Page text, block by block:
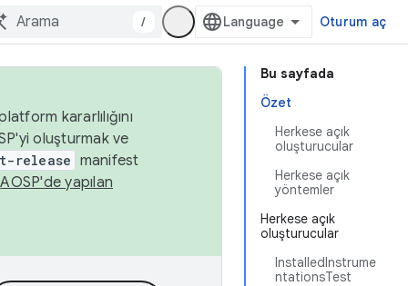
/ Oturum aç
Bu sayfada
Özet
Herkese açık
oluşturucular
Herkese açık
yöntemler
Herkese açık
oluşturucular
InstalledInstrume
ntationsTest
kararlılığını
oluşturmak ve
release manifest
AOSP'de yapılan